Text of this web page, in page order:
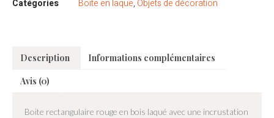
Catégories
Boite en laque, Objets de décoration
Description Informations complémentaires
Avis (0)
Boite rectangulaire rouge en bois laqué avec une incrustation